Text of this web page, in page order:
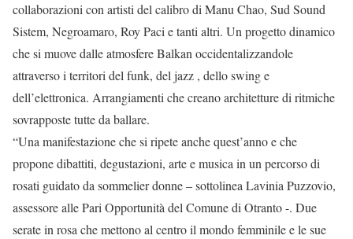
collaborazioni con artisti del calibro di Manu Chao, Sud Sound
Sistem, Negroamaro, Roy Paci e tanti altri. Un progetto dinamico
che si muove dalle atmosfere Balkan occidentalizzandole
attraverso i territori del funk, del jazz , dello swing e
dell’elettronica. Arrangiamenti che creano architetture di ritmiche
sovrapposte tutte da ballare.
“Una manifestazione che si ripete anche quest’anno e che
propone dibattiti, degustazioni, arte e musica in un percorso di
rosati guidato da sommelier donne – sottolinea Lavinia Puzzovio,
assessore alle Pari Opportunità del Comune di Otranto -. Due
serate in rosa che mettono al centro il mondo femminile e le sue